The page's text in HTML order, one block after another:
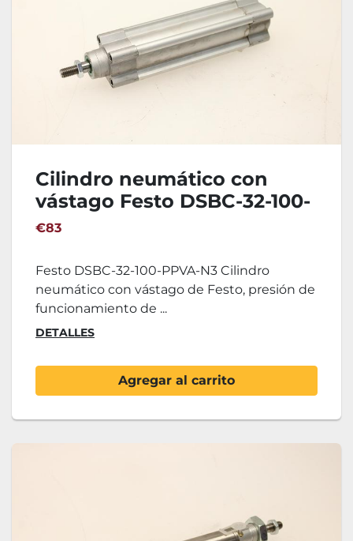
Cilindro neumático con
vástago Festo DSBC-32-100-
PPVA-N3
€83
Festo DSBC-32-100-PPVA-N3 Cilindro
neumático con vástago de Festo, presión de
funcionamiento de ...
DETALLES
Agregar al carrito